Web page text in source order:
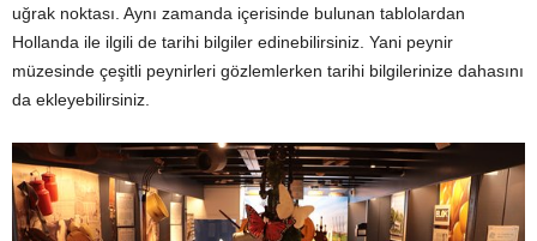
uğrak noktası. Aynı zamanda içerisinde bulunan tablolardan
Hollanda ile ilgili de tarihi bilgiler edinebilirsiniz. Yani peynir
müzesinde çeşitli peynirleri gözlemlerken tarihi bilgilerinize dahasını
da ekleyebilirsiniz.